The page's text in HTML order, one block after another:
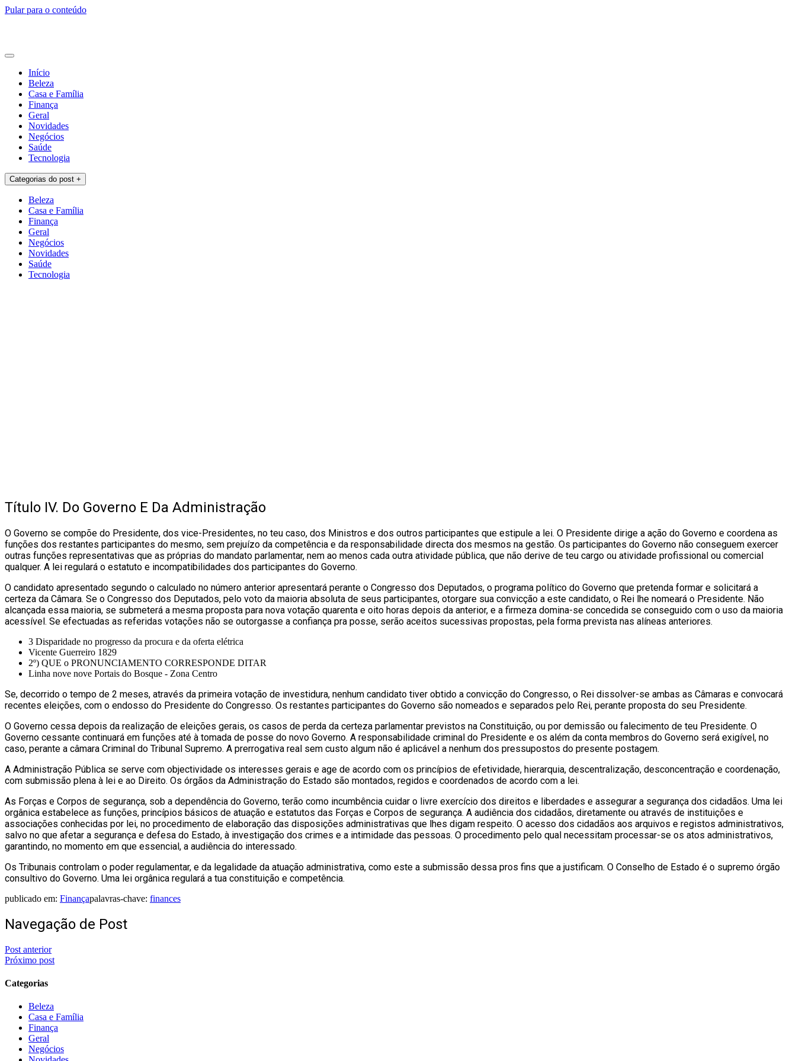
Pular para o conteúdo
Início
Beleza
Casa e Família
Finança
Geral
Novidades
Negócios
Saúde
Tecnologia
Categorias do post +
Beleza
Casa e Família
Finança
Geral
Negócios
Novidades
Saúde
Tecnologia
Título IV. Do Governo E Da Administração
O Governo se compõe do Presidente, dos vice-Presidentes, no teu caso, dos Ministros e dos outros participantes que estipule a lei. O Presidente dirige a ação do Governo e coordena as
funções dos restantes participantes do mesmo, sem prejuízo da competência e da responsabilidade directa dos mesmos na gestão. Os participantes do Governo não conseguem exercer
outras funções representativas que as próprias do mandato parlamentar, nem ao menos cada outra atividade pública, que não derive de teu cargo ou atividade profissional ou comercial
qualquer. A lei regulará o estatuto e incompatibilidades dos participantes do Governo.
O candidato apresentado segundo o calculado no número anterior apresentará perante o Congresso dos Deputados, o programa político do Governo que pretenda formar e solicitará a
certeza da Câmara. Se o Congresso dos Deputados, pelo voto da maioria absoluta de seus participantes, otorgare sua convicção a este candidato, o Rei lhe nomeará o Presidente. Não
alcançada essa maioria, se submeterá a mesma proposta para nova votação quarenta e oito horas depois da anterior, e a firmeza domina-se concedida se conseguido com o uso da maioria
acessível. Se efectuadas as referidas votações não se outorgasse a confiança pra posse, serão aceitos sucessivas propostas, pela forma prevista nas alíneas anteriores.
3 Disparidade no progresso da procura e da oferta elétrica
Vicente Guerreiro 1829
2º) QUE o PRONUNCIAMENTO CORRESPONDE DITAR
Linha nove nove Portais do Bosque - Zona Centro
Se, decorrido o tempo de 2 meses, através da primeira votação de investidura, nenhum candidato tiver obtido a convicção do Congresso, o Rei dissolver-se ambas as Câmaras e convocará
recentes eleições, com o endosso do Presidente do Congresso. Os restantes participantes do Governo são nomeados e separados pelo Rei, perante proposta do seu Presidente.
O Governo cessa depois da realização de eleições gerais, os casos de perda da certeza parlamentar previstos na Constituição, ou por demissão ou falecimento de teu Presidente. O
Governo cessante continuará em funções até à tomada de posse do novo Governo. A responsabilidade criminal do Presidente e os além da conta membros do Governo será exigível, no
caso, perante a câmara Criminal do Tribunal Supremo. A prerrogativa real sem custo algum não é aplicável a nenhum dos pressupostos do presente postagem.
A Administração Pública se serve com objectividade os interesses gerais e age de acordo com os princípios de efetividade, hierarquia, descentralização, desconcentração e coordenação,
com submissão plena à lei e ao Direito. Os órgãos da Administração do Estado são montados, regidos e coordenados de acordo com a lei.
As Forças e Corpos de segurança, sob a dependência do Governo, terão como incumbência cuidar o livre exercício dos direitos e liberdades e assegurar a segurança dos cidadãos. Uma lei
orgânica estabelece as funções, princípios básicos de atuação e estatutos das Forças e Corpos de segurança. A audiência dos cidadãos, diretamente ou através de instituições e
associações conhecidas por lei, no procedimento de elaboração das disposições administrativas que lhes digam respeito. O acesso dos cidadãos aos arquivos e registos administrativos,
salvo no que afetar a segurança e defesa do Estado, à investigação dos crimes e a intimidade das pessoas. O procedimento pelo qual necessitam processar-se os atos administrativos,
garantindo, no momento em que essencial, a audiência do interessado.
Os Tribunais controlam o poder regulamentar, e da legalidade da atuação administrativa, como este a submissão dessa pros fins que a justificam. O Conselho de Estado é o supremo órgão
consultivo do Governo. Uma lei orgânica regulará a tua constituição e competência.
publicado em: Finançapalavras-chave: finances
Navegação de Post
Post anterior
Próximo post
Categorias
Beleza
Casa e Família
Finança
Geral
Negócios